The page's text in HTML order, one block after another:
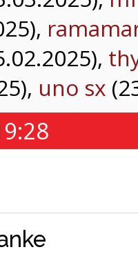
uno sx